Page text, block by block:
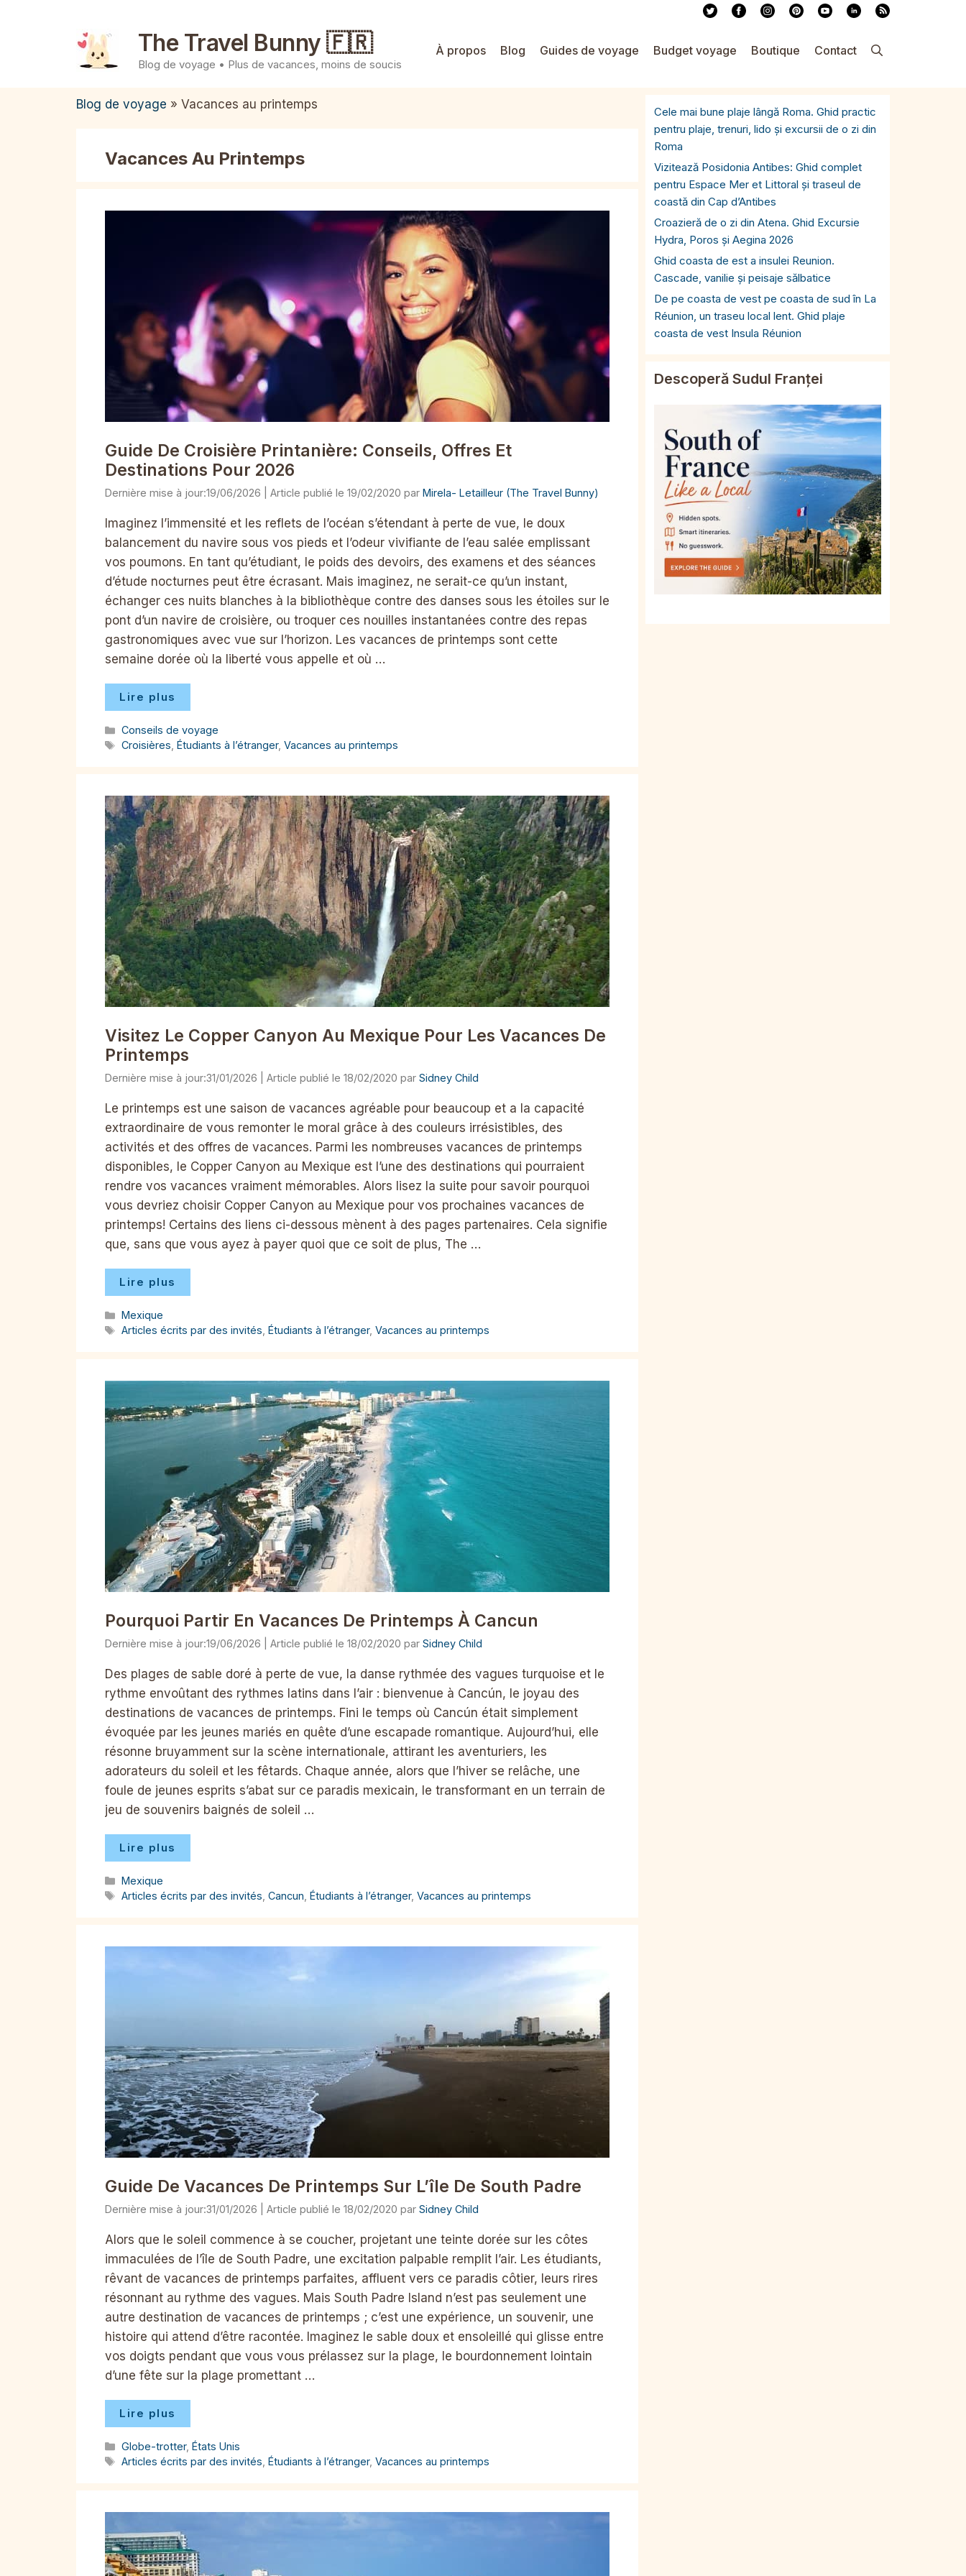
The Travel Bunny 🇫🇷
Blog de voyage • Plus de vacances, moins de soucis
À propos Blog Guides de voyage Budget voyage Boutique Contact
Blog de voyage » Vacances au printemps
Vacances Au Printemps
Guide De Croisière Printanière: Conseils, Offres Et
Destinations Pour 2026
19/06/2026 19/02/2020 par Mirela- Letailleur (The Travel Bunny)
Imaginez l’immensité et les reflets de l’océan s’étendant à perte de vue, le doux
balancement du navire sous vos pieds et l’odeur vivifiante de l’eau salée emplissant
vos poumons. En tant qu’étudiant, le poids des devoirs, des examens et des séances
d’étude nocturnes peut être écrasant. Mais imaginez, ne serait-ce qu’un instant,
échanger ces nuits blanches à la bibliothèque contre des danses sous les étoiles sur le
pont d’un navire de croisière, ou troquer ces nouilles instantanées contre des repas
gastronomiques avec vue sur l’horizon. Les vacances de printemps sont cette
semaine dorée où la liberté vous appelle et où …
Lire plus
Catégories
Conseils de voyage
Étiquettes
Croisières ,Étudiants à l’étranger,Vacances au printemps
Visitez Le Copper Canyon Au Mexique Pour Les Vacances De
Printemps
31/01/2026 18/02/2020 par Sidney Child
Le printemps est une saison de vacances agréable pour beaucoup et a la capacité
extraordinaire de vous remonter le moral grâce à des couleurs irrésistibles, des
activités et des offres de vacances. Parmi les nombreuses vacances de printemps
disponibles, le Copper Canyon au Mexique est l’une des destinations qui pourraient
rendre vos vacances vraiment mémorables. Alors lisez la suite pour savoir pourquoi
vous devriez choisir Copper Canyon au Mexique pour vos prochaines vacances de
printemps! Certains des liens ci-dessous mènent à des pages partenaires. Cela signifie
que, sans que vous ayez à payer quoi que ce soit de plus, The …
Lire plus
Catégories
Mexique
Étiquettes
Articles écrits par des invités ,Étudiants à l’étranger,Vacances au printemps
Pourquoi Partir En Vacances De Printemps À Cancun
19/06/2026 18/02/2020 par Sidney Child
Des plages de sable doré à perte de vue, la danse rythmée des vagues turquoise et le
rythme envoûtant des rythmes latins dans l’air : bienvenue à Cancún, le joyau des
destinations de vacances de printemps. Fini le temps où Cancún était simplement
évoquée par les jeunes mariés en quête d’une escapade romantique. Aujourd’hui, elle
résonne bruyamment sur la scène internationale, attirant les aventuriers, les
adorateurs du soleil et les fêtards. Chaque année, alors que l’hiver se relâche, une
foule de jeunes esprits s’abat sur ce paradis mexicain, le transformant en un terrain de
jeu de souvenirs baignés de soleil …
Lire plus
Catégories
Mexique
Étiquettes
Articles écrits par des invités ,Cancun ,Étudiants à l’étranger,Vacances au printemps
Guide De Vacances De Printemps Sur L’île De South Padre
31/01/2026 18/02/2020 par Sidney Child
Alors que le soleil commence à se coucher, projetant une teinte dorée sur les côtes
immaculées de l’île de South Padre, une excitation palpable remplit l’air. Les étudiants,
rêvant de vacances de printemps parfaites, affluent vers ce paradis côtier, leurs rires
résonnant au rythme des vagues. Mais South Padre Island n’est pas seulement une
autre destination de vacances de printemps ; c’est une expérience, un souvenir, une
histoire qui attend d’être racontée. Imaginez le sable doux et ensoleillé qui glisse entre
vos doigts pendant que vous vous prélassez sur la plage, le bourdonnement lointain
d’une fête sur la plage promettant …
Lire plus
Catégories
Globe-trotter,États Unis
Étiquettes
Articles écrits par des invités ,Étudiants à l’étranger,Vacances au printemps
Cele mai bune plaje lângă Roma. Ghid practic
pentru plaje, trenuri, lido și excursii de o zi din
Roma
Vizitează Posidonia Antibes: Ghid complet
pentru Espace Mer et Littoral și traseul de
coastă din Cap d’Antibes
Croazieră de o zi din Atena. Ghid Excursie
Hydra, Poros și Aegina 2026
Ghid coasta de est a insulei Reunion.
Cascade, vanilie și peisaje sălbatice
De pe coasta de vest pe coasta de sud în La
Réunion, un traseu local lent. Ghid plaje
coasta de vest Insula Réunion
Descoperă Sudul Franței